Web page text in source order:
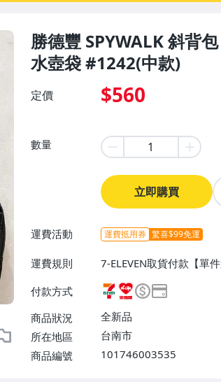
勝德豐 SPYWALK 斜背
水壺袋 #1242(中款)
定價 $560
數量
立即購買
運費活動 運費抵用券 驚喜$99免運
運費規則
7-ELEVEN取貨付款【單
貨付款【單件運費$60、
$70、消費滿$1300免運
付款方式
商品狀況
全新品
所在地區
台南市
商品編號
101746003535